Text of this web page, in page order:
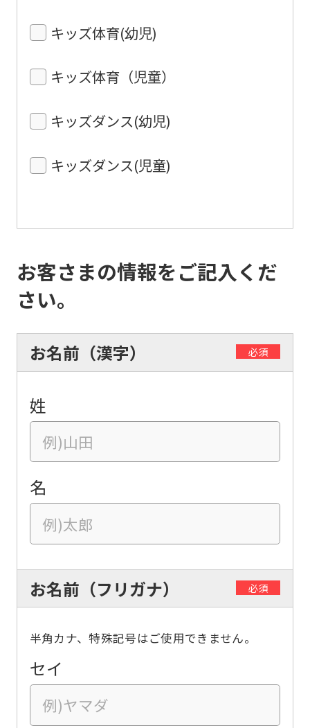
キッズ体育(幼児)
キッズ体育（児童）
キッズダンス(幼児)
キッズダンス(児童)
お客さまの情報をご記入くだ
さい。
お名前（漢字） 必須
姓
名
お名前（フリガナ） 必須
半角カナ、特殊記号はご使用できません。
セイ